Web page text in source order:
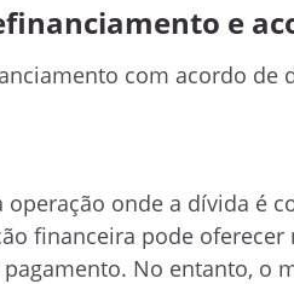
e
com acordo
onde a dívida é
financeira pode
No entanto, o